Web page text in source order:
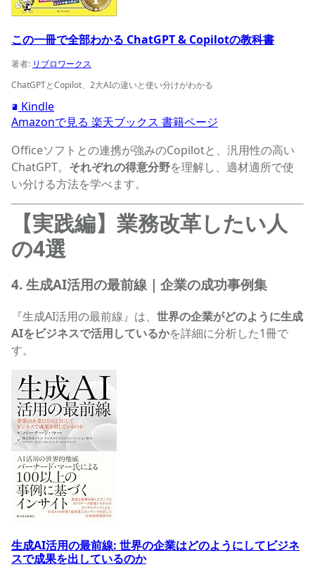
この一冊で全部わかる ChatGPT & Copilotの教科書
著者: リブロワークス
ChatGPTとCopilot、2大AIの違いと使い分けがわかる
Kindle
Amazonで見る 楽天ブックス 書籍ページ
Officeソフトとの連携が強みのCopilotと、汎用性の高い
ChatGPT。 それぞれの得意分野を理解し、適材適所で使
い分ける方法を学べます。
【実践編】業務改革したい人
の4選
4. 生成AI活用の最前線｜企業の成功事例集
『生成AI活用の最前線』は、 世界の企業がどのように生成
AIをビジネスで活用しているかを詳細に分析した1冊で
す。
生成AI活用の最前線: 世界の企業はどのようにしてビジネ
生成AI活用の最前線: 世界の企業はどのようにしてビジネ
スで成果を出しているのか